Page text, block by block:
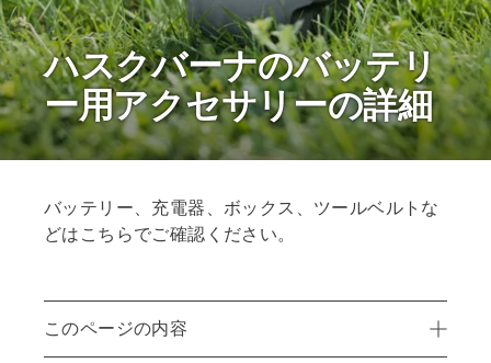
ハスクバーナのバッテリ
ー用アクセサリーの詳細
バッテリー、充電器、ボックス、ツールベルトな
どはこちらでご確認ください。
このページの内容
バッテリー